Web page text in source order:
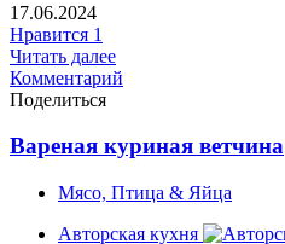
17.06.2024
Нравится 1
Читать далее
Комментарий
Поделиться
Вареная куриная ветчина
Мясо, Птица & Яйца
Авторская кухня